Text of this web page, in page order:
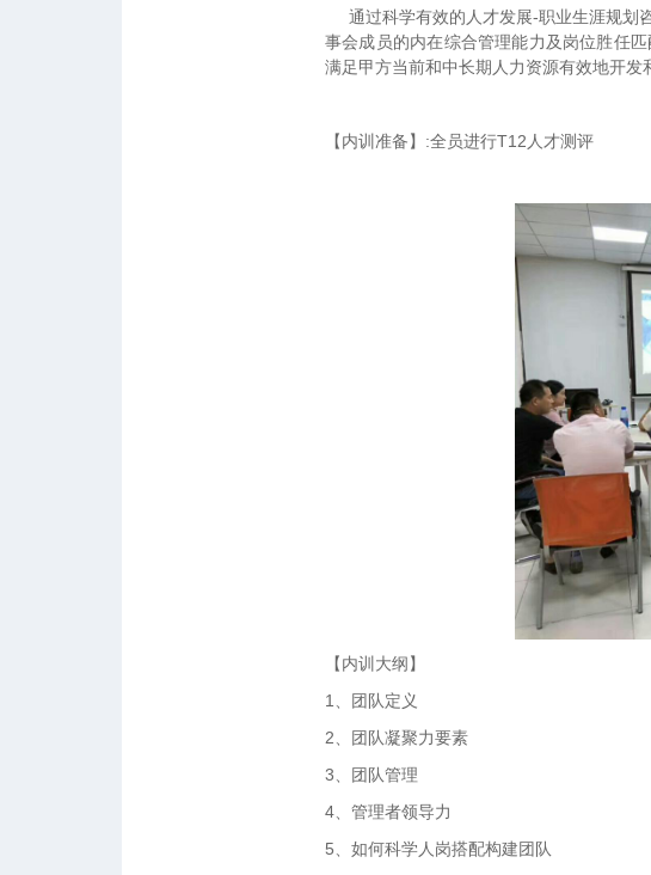
通过科学有效的人才发展-职业生涯规划
事会成员的内在综合管理能力及岗位胜任
满足甲方当前和中长期人力资源有效地开发
【内训准备】:全员进行T12人才测评
【内训大纲】
1、团队定义
2、团队凝聚力要素
3、团队管理
4、管理者领导力
5、如何科学人岗搭配构建团队